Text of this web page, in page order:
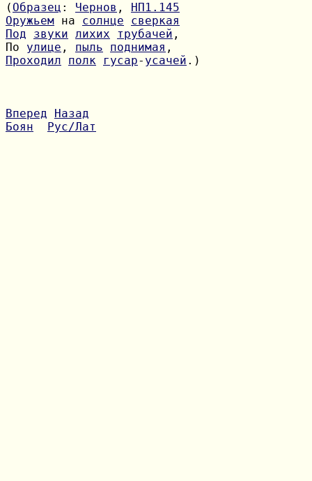
( Образец : Чернов , НП1.145
Оружьем на солнце
сверкая
Под
звуки лихих трубачей
По улице , пыль поднимая
Проходил
полк гусар- усачей .)
Вперед
Назад
Боян
Рус/Лат